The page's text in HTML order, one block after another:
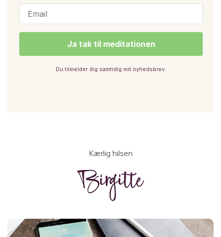
Du tilmelder dig samtidig mit nyhedsbrev.
Kærlig hilsen